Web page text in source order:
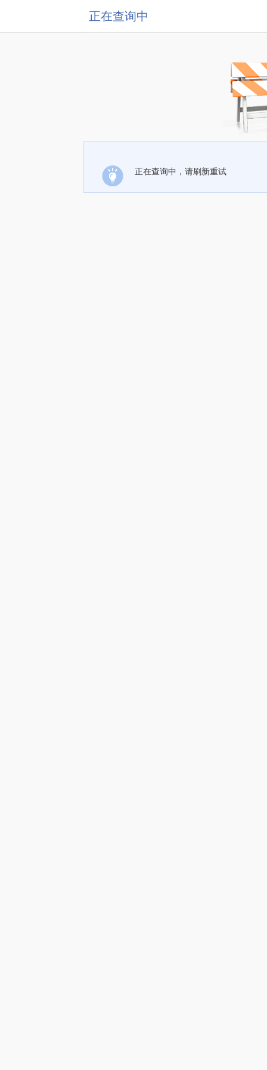
正在查询中
正在查询中，请刷新重试